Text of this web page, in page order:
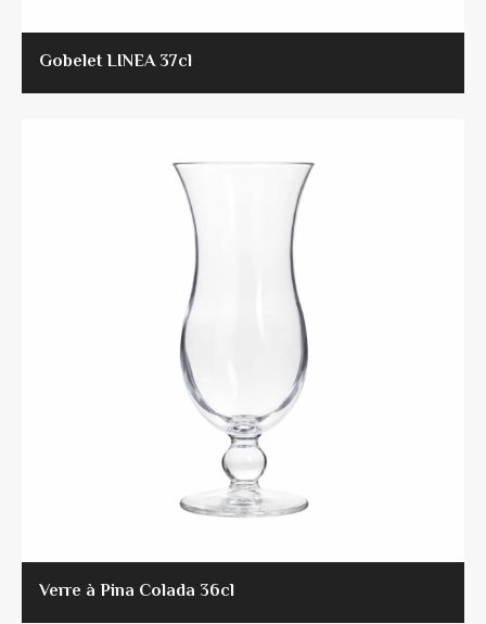
Gobelet LINEA 37cl
Verre à Pina Colada 36cl